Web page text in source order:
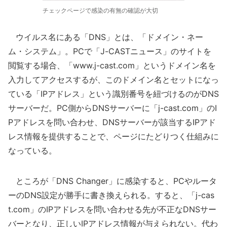
チェックページで感染の有無の確認が大切
ウイルス名にある「DNS」とは、「ドメイン・ネー
ム・システム」。PCで「J-CASTニュース」のサイトを
閲覧する場合、「www.j-cast.com」というドメイン名を
入力してアクセスするが、このドメイン名とセットになっ
ている「IPアドレス」という識別番号を紐づけるのがDNS
サーバーだ。PC側からDNSサーバーに「j-cast.com」のI
Pアドレスを問い合わせ、DNSサーバーが該当するIPアド
レス情報を提供することで、ページにたどりつく仕組みに
なっている。
ところが「DNS Changer」に感染すると、PCやルータ
ーのDNS設定が勝手に書き換えられる。すると、「j-cas
t.com」のIPアドレスを問い合わせる先が不正なDNSサー
バーとなり、正しいIPアドレス情報が与えられない。代わ